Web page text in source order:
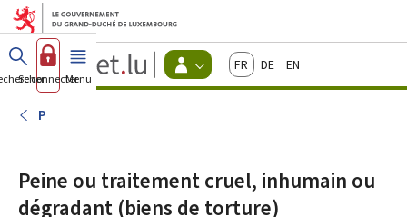
Aller au menu principal
Aller au contenu
Guichet.lu
Changer
d'espace
FrançaisDeutschEnglish
Se connecterMenu principal
P
Peine ou traitement cruel, inhumain ou
dégradant (biens de torture)